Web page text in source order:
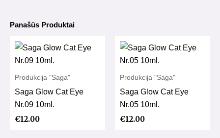
Panašūs Produktai
Produkcija "Saga"
Saga Glow Cat Eye
Nr.09 10ml.
€12.00
Produkcija "Saga"
Saga Glow Cat Eye
Nr.05 10ml.
€12.00